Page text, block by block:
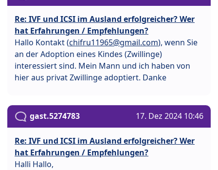
Re: IVF und ICSI im Ausland erfolgreicher? Wer
hat Erfahrungen / Empfehlungen?
Hallo Kontakt (chifru11965@gmail.com), wenn Sie
an der Adoption eines Kindes (Zwillinge)
interessiert sind. Mein Mann und ich haben von
hier aus privat Zwillinge adoptiert. Danke
gast.5274783 17. Dez 2024 10:46
Re: IVF und ICSI im Ausland erfolgreicher? Wer
hat Erfahrungen / Empfehlungen?
Halli Hallo,